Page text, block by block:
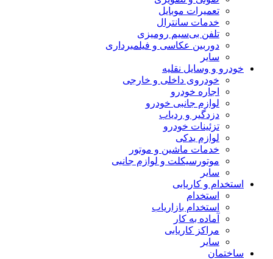
تعمیرات موبایل
خدمات سانترال
تلفن بی‌سیم رومیزی
دوربین عکاسی و فیلمبرداری
سایر
خودرو و وسایل نقلیه
خودروی داخلی و خارجی
اجاره خودرو
لوازم جانبی خودرو
دزدگیر و ردیاب
تزئینات خودرو
لوازم یدکی
خدمات ماشین و موتور
موتورسیکلت و لوازم جانبی
سایر
استخدام و کاریابی
استخدام
استخدام بازاریاب
آماده به کار
مراکز کاریابی
سایر
ساختمان